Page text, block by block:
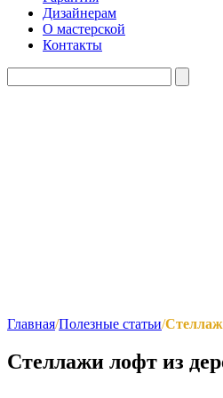
Дизайнерам
О мастерской
Контакты
Главная/Полезные статьи/
Стеллажи лофт из